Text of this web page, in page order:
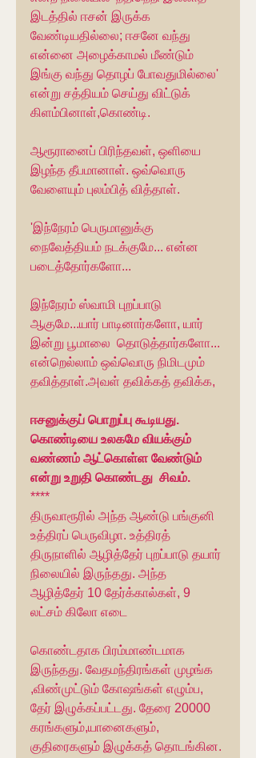
இடத்தில் ஈசன் இருக்க
வேண்டியதில்லை; ஈசனே வந்து
என்னை அழைக்காமல் மீண்டும்
இங்கு வந்து தொழப் போவதுமில்லை'
என்று சத்தியம் செய்து விட்டுக்
கிளம்பினாள்,கொண்டி.
ஆரூரானைப் பிரிந்தவள், ஒளியை
இழந்த தீபமானாள். ஒவ்வொரு
வேளையும் புலம்பித் வித்தாள்.
'இந்நேரம் பெருமானுக்கு
நைவேத்தியம் நடக்குமே... என்ன
படைத்தோர்களோ...
இந்நேரம் ஸ்வாமி புறப்பாடு
ஆகுமே...யார் பாடினார்களோ, யார்
இன்று பூமாலை  தொடுத்தார்களோ...
என்றெல்லாம் ஒவ்வொரு நிமிடமும்
தவித்தாள்.அவள் தவிக்கத் தவிக்க,
ஈசனுக்குப் பொறுப்பு கூடியது.
கொண்டியை உலகமே வியக்கும்
வண்ணம் ஆட்கொள்ள வேண்டும்
என்று உறுதி கொண்டது  சிவம்.
****
திருவாரூரில் அந்த ஆண்டு பங்குனி
உத்திரப் பெருவிழா. உத்திரத்
திருநாளில் ஆழித்தேர் புறப்பாடு தயார்
நிலையில் இருந்தது. அந்த
ஆழித்தேர் 10 தேர்க்கால்கள், 9
லட்சம் கிலோ எடை
கொண்டதாக பிரம்மாண்டமாக
இருந்தது. வேதமந்திரங்கள் முழங்க
,விண்முட்டும் கோஷங்கள் எழும்ப,
தேர் இழுக்கப்பட்டது. தேரை 20000
கரங்களும்,யானைகளும்,
குதிரைகளும் இழுக்கத் தொடங்கின.